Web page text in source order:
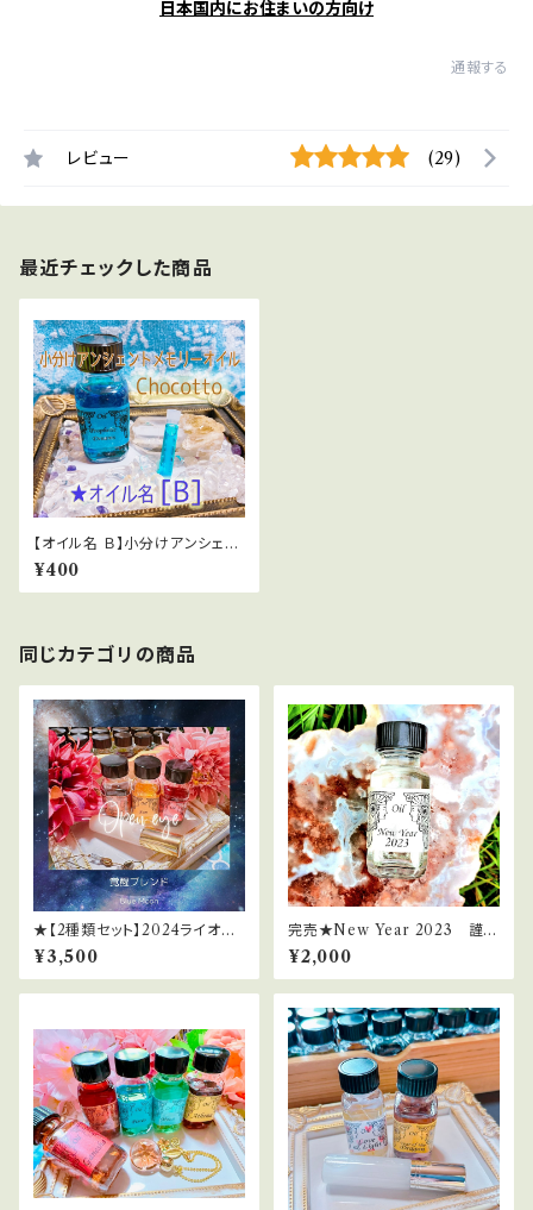
日本国内にお住まいの方向け
通報する
レビュー (29)
最近チェックした商品
【オイル名 Ｂ】小分けアンシェン
トメモリーオイルChocotto
¥400
同じカテゴリの商品
★【2種類セット】2024ライオン
ズゲートサポートスプレー
¥3,500
完売★New Year 2023 謹賀
新年2023（2023年新春限定オ
イル）
¥2,000